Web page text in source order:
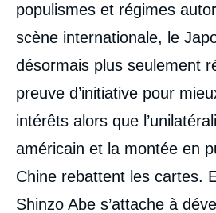
populismes et régimes
scène internationale, le
désormais plus seulement
preuve d’initiative pour
intérêts alors que
américain et la montée en
Chine rebattent les cartes.
Shinzo Abe s’attache à